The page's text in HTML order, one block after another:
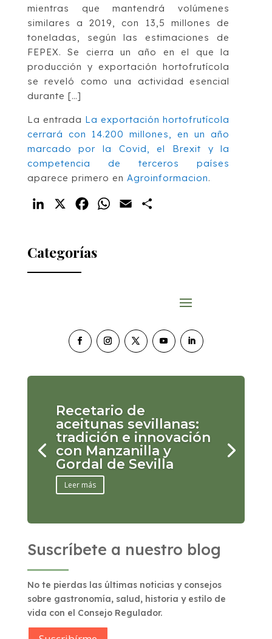
mientras que mantendrá volúmenes
similares a 2019, con 13,5 millones de
toneladas, según las estimaciones de
FEPEX. Se cierra un año en el que la
producción y exportación hortofrutícola
se reveló como una actividad esencial
durante […]
La entrada La exportación hortofrutícola
cerrará con 14.200 millones, en un año
marcado por la Covid, el Brexit y la
competencia de terceros países
aparece primero en Agroinformacion.
LinkedIn FacebookWhatsApp
Email
Categorías
Recetario de
aceitunas sevillanas:
tradición e innovación
con Manzanilla y
Gordal de Sevilla
Leer más
Suscríbete a nuestro blog
No te pierdas las últimas noticias y consejos
sobre gastronomía, salud, historia y estilo de
vida con el Consejo Regulador.